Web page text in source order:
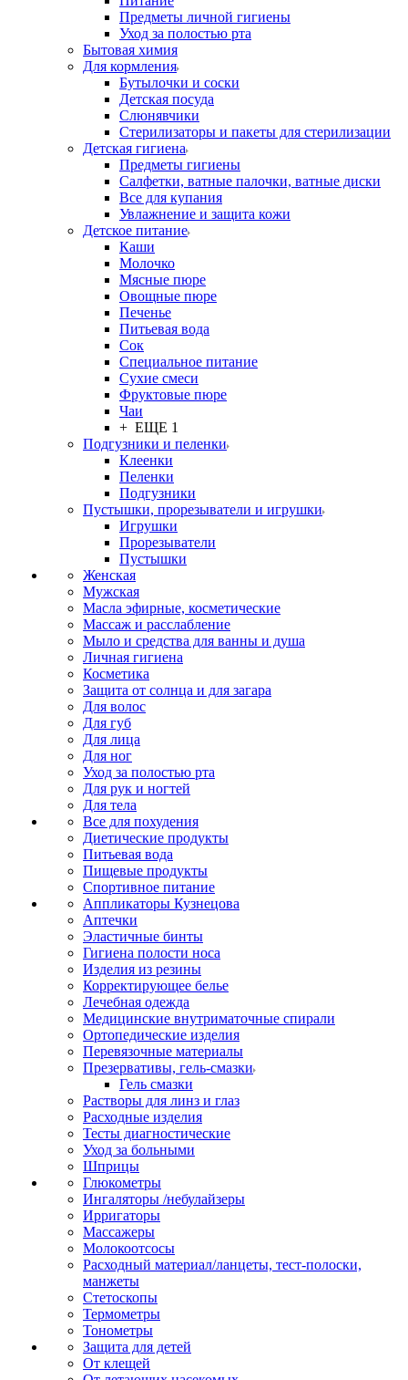
Предметы личной гигиены
Уход за полостью рта
Бытовая химия
Для кормления
Бутылочки и соски
Детская посуда
Слюнявчики
Стерилизаторы и пакеты для стерилизации
Детская гигиена
Предметы гигиены
Салфетки, ватные палочки, ватные диски
Все для купания
Увлажнение и защита кожи
Детское питание
Каши
Молочко
Мясные пюре
Овощные пюре
Печенье
Питьевая вода
Сок
Специальное питание
Сухие смеси
Фруктовые пюре
Чаи
+ ЕЩЕ 1
Подгузники и пеленки
Клеенки
Пеленки
Подгузники
Пустышки, прорезыватели и игрушки
Игрушки
Прорезыватели
Пустышки
Женская
Мужская
Масла эфирные, косметические
Массаж и расслабление
Мыло и средства для ванны и душа
Личная гигиена
Косметика
Защита от солнца и для загара
Для волос
Для губ
Для лица
Для ног
Уход за полостью рта
Для рук и ногтей
Для тела
Все для похудения
Диетические продукты
Питьевая вода
Пищевые продукты
Спортивное питание
Аппликаторы Кузнецова
Аптечки
Эластичные бинты
Гигиена полости носа
Изделия из резины
Корректирующее белье
Лечебная одежда
Медицинские внутриматочные спирали
Ортопедические изделия
Перевязочные материалы
Презервативы, гель-смазки
Гель смазки
Растворы для линз и глаз
Расходные изделия
Тесты диагностические
Уход за больными
Шприцы
Глюкометры
Ингаляторы /небулайзеры
Ирригаторы
Массажеры
Молокоотсосы
Расходный материал/ланцеты, тест-полоски,
манжеты
Стетоскопы
Термометры
Тонометры
Защита для детей
От клещей